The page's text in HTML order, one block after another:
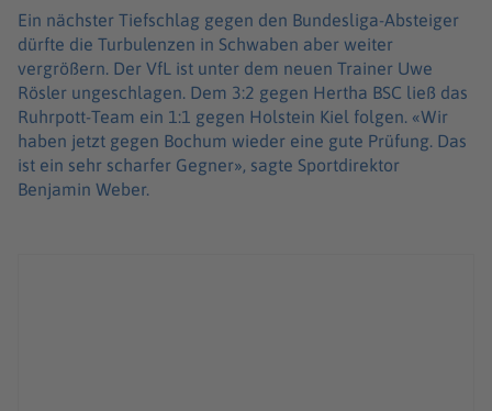
Ein nächster Tiefschlag gegen den Bundesliga-Absteiger
dürfte die Turbulenzen in Schwaben aber weiter
vergrößern. Der VfL ist unter dem neuen Trainer Uwe
Rösler ungeschlagen. Dem 3:2 gegen Hertha BSC ließ das
Ruhrpott-Team ein 1:1 gegen Holstein Kiel folgen. «Wir
haben jetzt gegen Bochum wieder eine gute Prüfung. Das
ist ein sehr scharfer Gegner», sagte Sportdirektor
Benjamin Weber.